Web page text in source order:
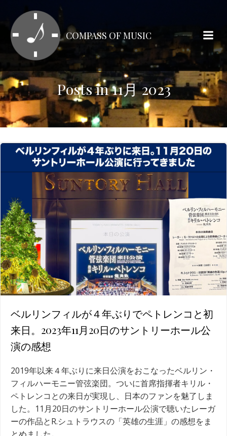
テ
ン
ツ
ス
キ
ッ
プ
COMPASS OF MUSIC
Posts in 11月 2023
ベルリンフィルが４年ぶりでペトレンコと初
来日。2023年11月20日のサントリーホール公
演の感想
2019年以来４年ぶりに来日公演をおこなったベルリン・
フィルハーモニー管弦楽団。ついに首席指揮者キリル・
ペトレンコとの来日が実現し、日本のファンを魅了しま
した。11月20日のサントリーホール公演で聴いたレーガ
ーの作品とR.シュトラウスの「英雄の生涯」の感想をま